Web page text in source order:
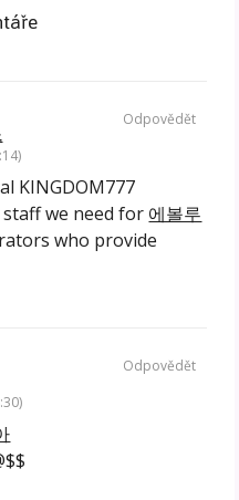
KINGDOM777
we need for 에볼루
who provide
Odpovědět
Odpovědět